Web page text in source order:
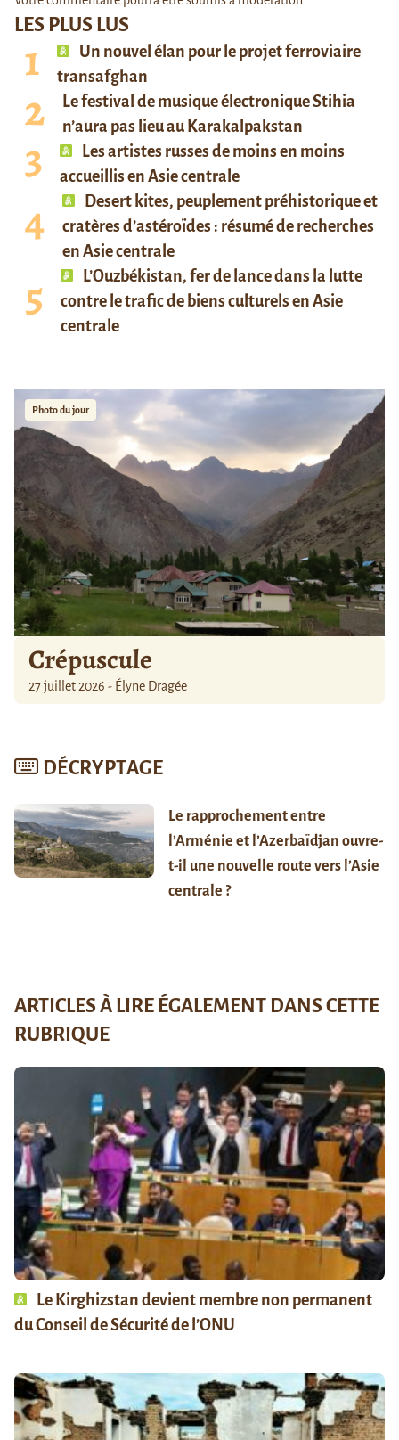
LES PLUS LUS
Un nouvel élan pour le projet ferroviaire
transafghan
Le festival de musique électronique Stihia
n’aura pas lieu au Karakalpakstan
Les artistes russes de moins en moins
accueillis en Asie centrale
Desert kites, peuplement préhistorique et
cratères d’astéroïdes : résumé de recherches
en Asie centrale
L’Ouzbékistan, fer de lance dans la lutte
contre le trafic de biens culturels en Asie
centrale
Photo du jour
Crépuscule
27 juillet 2026 - Élyne Dragée
DÉCRYPTAGE
Le rapprochement entre
l’Arménie et l’Azerbaïdjan ouvre-
t-il une nouvelle route vers l’Asie
centrale ?
ARTICLES À LIRE ÉGALEMENT DANS CETTE
RUBRIQUE
Le Kirghizstan devient membre non permanent
du Conseil de Sécurité de l’ONU